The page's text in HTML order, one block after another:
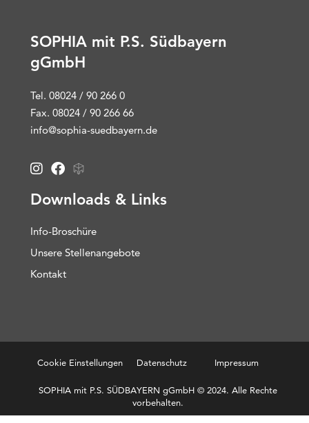
SOPHIA mit P.S. Südbayern
gGmbH
Tel. 08024 / 90 266 0
Fax. 08024 / 90 266 66
info@sophia-suedbayern.de
Downloads & Links
Info-Broschüre
Unsere Stellenangebote
Kontakt
SOPHIA mit P.S. SÜDBAYERN gGmbH © 2024. Alle Rechte
vorbehalten.
Cookie Einstellungen Datenschutz Impressum